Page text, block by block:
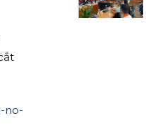
no-